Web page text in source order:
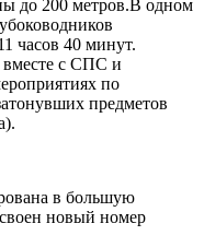
до 200 метров.В одном
часов 40 минут.
вместе с СПС и
по
предметов
в большую
новый номер